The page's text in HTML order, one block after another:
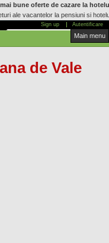
bune oferte de cazare la
ale vacantelor la pensiuni si
Sign up Autentificare
Main menu
de Vale